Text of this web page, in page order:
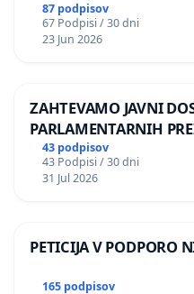
87 podpisov
67 Podpisi / 30 dni
23 Jun 2026
ZAHTEVAMO JAVNI
PARLAMENTARNIH
ILEGALNI TRGOVINI Z
43 podpisov
43 Podpisi / 30 dni
31 Jul 2026
PETICIJA V PODPORO
165 podpisov